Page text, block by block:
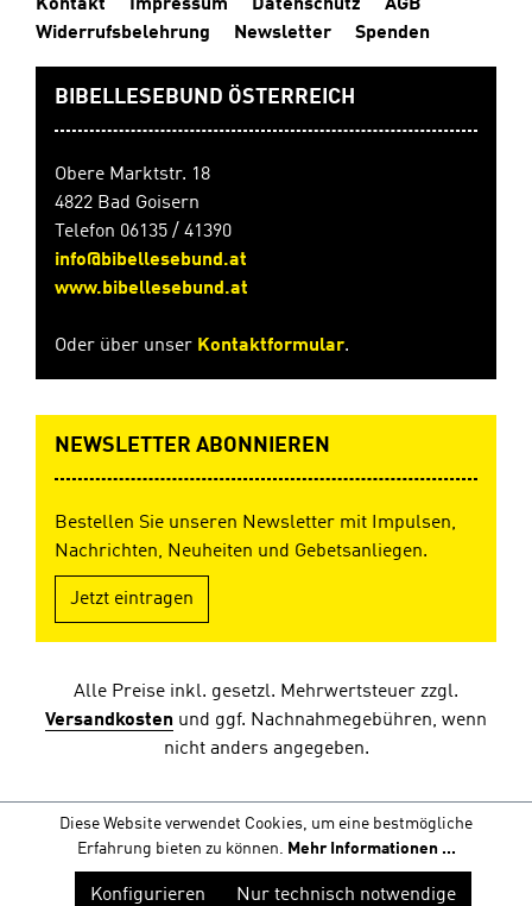
Kontakt Impressum Datenschutz
AGB
Widerrufsbelehrung
Newsletter Spenden
BIBELLESEBUND ÖSTERREICH
Obere Marktstr. 18
4822 Bad Goisern
Telefon 06135 / 41390
info@bibellesebund.at
www.bibellesebund.at
Oder über unser Kontaktformular.
NEWSLETTER ABONNIEREN
Bestellen Sie unseren Newsletter mit Impulsen,
Nachrichten, Neuheiten und Gebetsanliegen.
Jetzt eintragen
Alle Preise inkl. gesetzl. Mehrwertsteuer zzgl.
Versandkosten und ggf. Nachnahmegebühren, wenn
nicht anders angegeben.
Diese Website verwendet Cookies, um eine bestmögliche
Erfahrung bieten zu können. Mehr Informationen ...
Nur technisch notwendige
Konfigurieren